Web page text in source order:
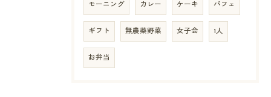
モーニング カレー ケーキ パフェ
ギフト 無農薬野菜 女子会 1人
お弁当